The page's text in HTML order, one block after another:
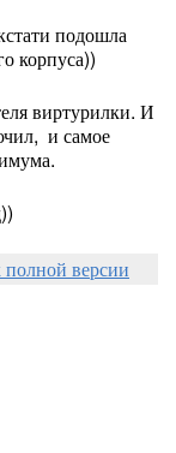
подошла
корпуса))
виртурилки. И
и самое
полной версии